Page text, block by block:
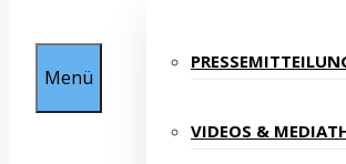
Menü
VIDEOS &